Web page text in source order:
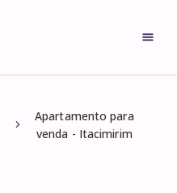
Apartamento para
venda - Itacimirim